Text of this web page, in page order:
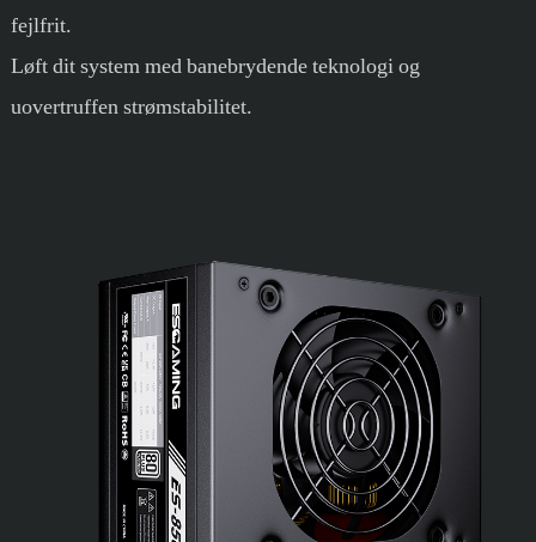
fejlfrit.
Løft dit system med banebrydende teknologi og
uovertruffen strømstabilitet.